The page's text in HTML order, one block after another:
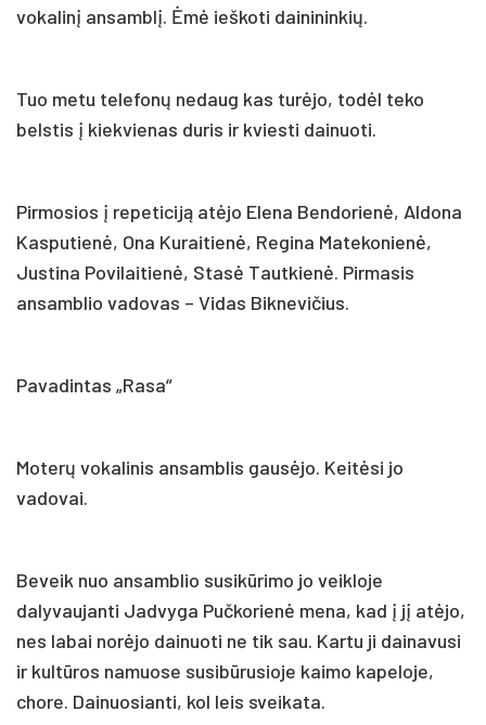
vokalinį ansamblį. Ėmė ieškoti dainininkių.
Tuo metu telefonų nedaug kas turėjo, todėl teko
belstis į kiekvienas duris ir kviesti dainuoti.
Pirmosios į repeticiją atėjo Elena Bendorienė, Aldona
Kasputienė, Ona Kuraitienė, Regina Matekonienė,
Justina Povilaitienė, Stasė Tautkienė. Pirmasis
ansamblio vadovas – Vidas Biknevičius.
Pavadintas „Rasa“
Moterų vokalinis ansamblis gausėjo. Keitėsi jo
vadovai.
Beveik nuo ansamblio susikūrimo jo veikloje
dalyvaujanti Jadvyga Pučkorienė mena, kad į jį atėjo,
nes labai norėjo dainuoti ne tik sau. Kartu ji dainavusi
ir kultūros namuose susibūrusioje kaimo kapeloje,
chore. Dainuosianti, kol leis sveikata.